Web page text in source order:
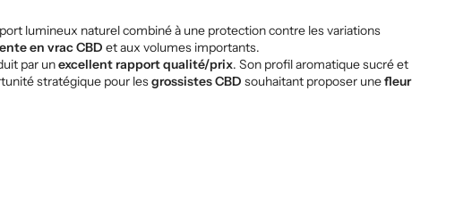
lumineux naturel combiné à une protection contre les variations
en vrac CBD et aux volumes importants.
par unexcellent rapport qualité/prix. Son profil aromatique sucré et
stratégique pour lesgrossistes CBD souhaitant proposer unefleur